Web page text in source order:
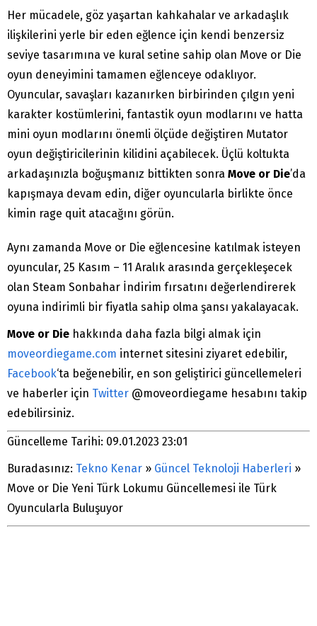
Her mücadele, göz yaşartan kahkahalar ve arkadaşlık
ilişkilerini yerle bir eden eğlence için kendi benzersiz
seviye tasarımına ve kural setine sahip olan Move or Die
oyun deneyimini tamamen eğlenceye odaklıyor.
Oyuncular, savaşları kazanırken birbirinden çılgın yeni
karakter kostümlerini, fantastik oyun modlarını ve hatta
mini oyun modlarını önemli ölçüde değiştiren Mutator
oyun değiştiricilerinin kilidini açabilecek. Üçlü koltukta
arkadaşınızla boğuşmanız bittikten sonra Move or Die’da
kapışmaya devam edin, diğer oyuncularla birlikte önce
kimin rage quit atacağını görün.
Aynı zamanda Move or Die eğlencesine katılmak isteyen
oyuncular, 25 Kasım – 11 Aralık arasında gerçekleşecek
olan Steam Sonbahar İndirim fırsatını değerlendirerek
oyuna indirimli bir fiyatla sahip olma şansı yakalayacak.
Move or Die hakkında daha fazla bilgi almak için
moveordiegame.com internet sitesini ziyaret edebilir,
Facebook‘ta beğenebilir, en son geliştirici güncellemeleri
ve haberler için Twitter @moveordiegame hesabını takip
edebilirsiniz.
Güncelleme Tarihi: 09.01.2023 23:01
Buradasınız: Tekno Kenar » Güncel Teknoloji Haberleri »
Move or Die Yeni Türk Lokumu Güncellemesi ile Türk
Oyuncularla Buluşuyor